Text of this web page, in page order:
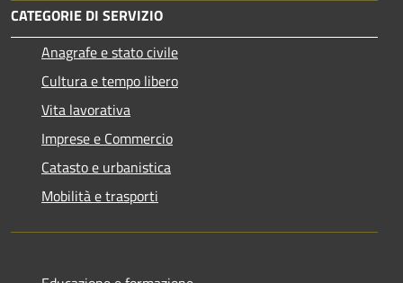
CATEGORIE DI SERVIZIO
Anagrafe e stato civile
Cultura e tempo libero
Vita lavorativa
Imprese e Commercio
Catasto e urbanistica
Mobilità e trasporti